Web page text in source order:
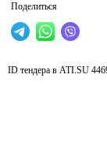
Поделиться
ID тендера в ATI.SU